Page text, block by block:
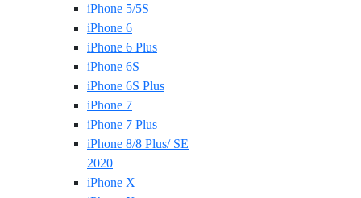
iPhone 5/5S
iPhone 6
iPhone 6 Plus
iPhone 6S
iPhone 6S Plus
iPhone 7
iPhone 7 Plus
iPhone 8/8 Plus/ SE
2020
iPhone X